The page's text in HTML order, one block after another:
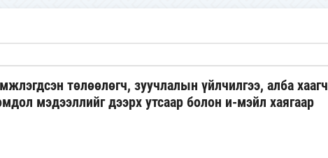
төлөөлөгч, зуучлалын үйлчилгээ, алба хаагч
мэдээллийг дээрх утсаар болон и-мэйл хаягаар